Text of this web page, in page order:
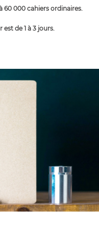
60 000 cahiers ordinaires.
de 1 à 3 jours.